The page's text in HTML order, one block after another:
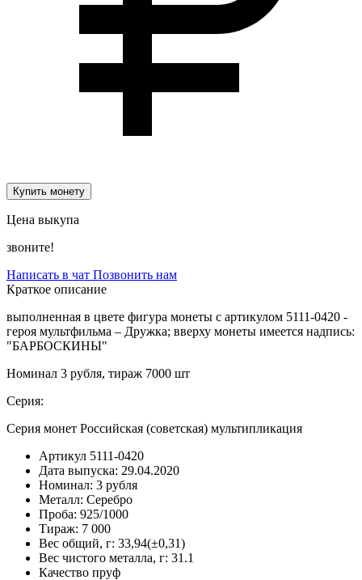
Купить монету
Цена выкупа
звоните!
Написать в чат Позвонить нам
Краткое описание
выполненная в цвете фигура монеты с артикулом 5111-0420 -
героя мультфильма – Дружка; вверху монеты имеется надпись:
"БАРБОСКИНЫ"
Номинал 3 рубля, тираж 7000 шт
Серия:
Серия монет Российская (советская) мультипликация
Артикул 5111-0420
Дата выпуска: 29.04.2020
Номинал: 3 рубля
Металл: Серебро
Проба: 925/1000
Тираж: 7 000
Вес общий, г: 33,94(±0,31)
Вес чистого металла, г: 31.1
Качество пруф